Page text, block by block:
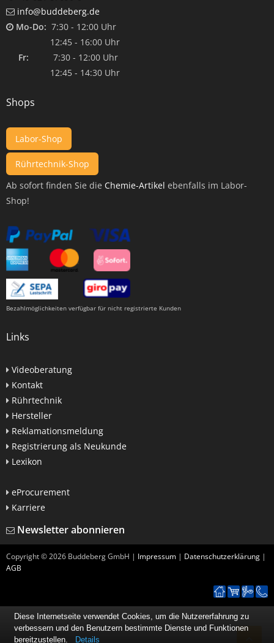
info@buddeberg.de
Mo-Do: 7:30 - 12:00 Uhr
12:45 - 16:00 Uhr
Fr: 7:30 - 12:00 Uhr
12:45 - 14:30 Uhr
Shops
Labor-Shop
Rührtechnik-Shop
Ab sofort finden Sie die Chemie-Artikel ebenfalls im Labor-
Shop!
Bezahlmöglichkeiten verfügbar für nicht registrierte Kunden
Links
Videoberatung
Kontakt
Rührtechnik
Hersteller
Reklamationsmeldung
Registrierung als Neukunde
Lexikon
eProcurement
Karriere
Newsletter abonnieren
Copyright ©2026 Buddeberg GmbH | Impressum | Datenschutzerklärung |
AGB
Diese Internetseite verwendet Cookies, um die Nutzererfahrung zu
verbessern und den Benutzern bestimmte Dienste und Funktionen
bereitzustellen.
Details